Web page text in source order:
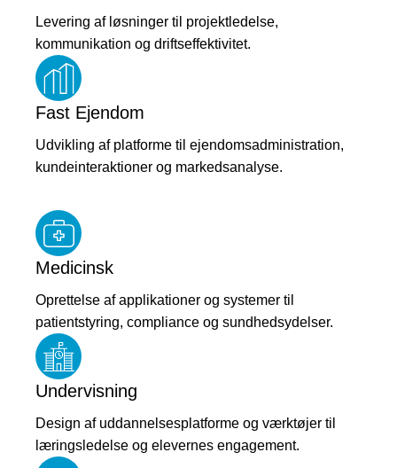
Levering af løsninger til projektledelse,
kommunikation og driftseffektivitet.
Fast Ejendom
Udvikling af platforme til ejendomsadministration,
kundeinteraktioner og markedsanalyse.
Medicinsk
Oprettelse af applikationer og systemer til
patientstyring, compliance og sundhedsydelser.
Undervisning
Design af uddannelsesplatforme og værktøjer til
læringsledelse og elevernes engagement.